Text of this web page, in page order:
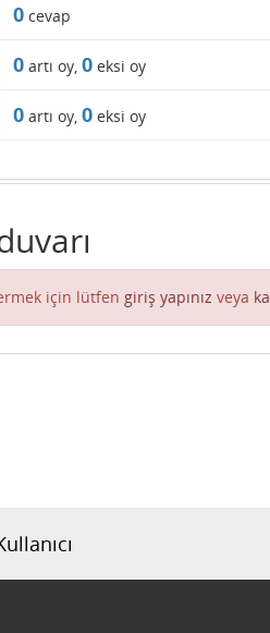
0cevap
0artı oy, 0eksi oy
0artı oy, 0eksi oy
için lütfen giriş yapınız veya